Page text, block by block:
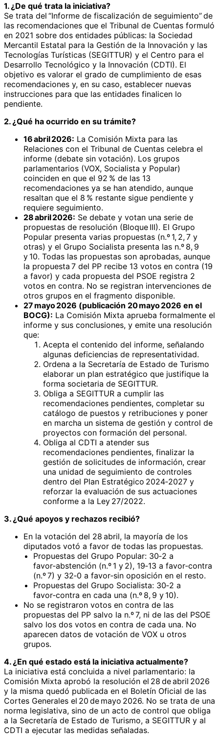
1. ¿De qué trata la iniciativa?
Se trata del “Informe de fiscalización de seguimiento” de
las recomendaciones que el Tribunal de Cuentas formuló
en 2021 sobre dos entidades públicas: la Sociedad
Mercantil Estatal para la Gestión de la Innovación y las
Tecnologías Turísticas (SEGITTUR) y el Centro para el
Desarrollo Tecnológico y la Innovación (CDTI). El
objetivo es valorar el grado de cumplimiento de esas
recomendaciones y, en su caso, establecer nuevas
instrucciones para que las entidades finalicen lo
pendiente.
2. ¿Qué ha ocurrido en su trámite?
16 abril 2026: La Comisión Mixta para las
Relaciones con el Tribunal de Cuentas celebra el
informe (debate sin votación). Los grupos
parlamentarios (VOX, Socialista y Popular)
coinciden en que el 92 % de las 13
recomendaciones ya se han atendido, aunque
resaltan que el 8 % restante sigue pendiente y
requiere seguimiento.
28 abril 2026: Se debate y votan una serie de
propuestas de resolución (Bloque III). El Grupo
Popular presenta varias propuestas (n.º 1, 2, 7 y
otras) y el Grupo Socialista presenta las n.º 8, 9
y 10. Todas las propuestas son aprobadas, aunque
la propuesta 7 del PP recibe 13 votos en contra (19
a favor) y cada propuesta del PSOE registra 2
votos en contra. No se registran intervenciones de
otros grupos en el fragmento disponible.
27 mayo 2026 (publicación 20 mayo 2026 en el
BOCG): La Comisión Mixta aprueba formalmente el
informe y sus conclusiones, y emite una resolución
que:
Acepta el contenido del informe, señalando
algunas deficiencias de representatividad.
Ordena a la Secretaría de Estado de Turismo
elaborar un plan estratégico que justifique la
forma societaria de SEGITTUR.
Obliga a SEGITTUR a cumplir las
recomendaciones pendientes, completar su
catálogo de puestos y retribuciones y poner
en marcha un sistema de gestión y control de
proyectos con formación del personal.
Obliga al CDTI a atender sus
recomendaciones pendientes, finalizar la
gestión de solicitudes de información, crear
una unidad de seguimiento de controles
dentro del Plan Estratégico 2024‑2027 y
reforzar la evaluación de sus actuaciones
conforme a la Ley 27/2022.
3. ¿Qué apoyos y rechazos recibió?
En la votación del 28 abril, la mayoría de los
diputados votó a favor de todas las propuestas.
Propuestas del Grupo Popular: 30‑2 a
favor‑abstención (n.º 1 y 2), 19‑13 a favor‑contra
(n.º 7) y 32‑0 a favor‑sin oposición en el resto.
Propuestas del Grupo Socialista: 30‑2 a
favor‑contra en cada una (n.º 8, 9 y 10).
No se registraron votos en contra de las
propuestas del PP salvo la n.º 7, ni de las del PSOE
salvo los dos votos en contra de cada una. No
aparecen datos de votación de VOX u otros
grupos.
4. ¿En qué estado está la iniciativa actualmente?
La iniciativa está concluida a nivel parlamentario: la
Comisión Mixta aprobó la resolución el 28 de abril 2026
y la misma quedó publicada en el Boletín Oficial de las
Cortes Generales el 20 de mayo 2026. No se trata de una
norma legislativa, sino de un acto de control que obliga
a la Secretaría de Estado de Turismo, a SEGITTUR y al
CDTI a ejecutar las medidas señaladas.